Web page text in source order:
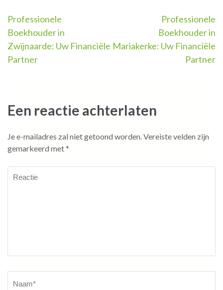
Berichtnavigatie
Professionele
Boekhouder in
Zwijnaarde: Uw Financiële
Partner
Professionele
Boekhouder in
Mariakerke: Uw Financiële
Partner
Een reactie achterlaten
Je e-mailadres zal niet getoond worden.Vereiste velden zijn
gemarkeerd met*